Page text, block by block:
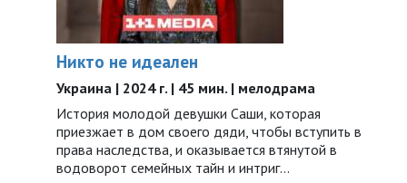
Никто не идеален
Украина | 2024 г. | 45 мин. | мелодрама
История молодой девушки Саши, которая
приезжает в дом своего дяди, чтобы вступить в
права наследства, и оказывается втянутой в
водоворот семейных тайн и интриг…